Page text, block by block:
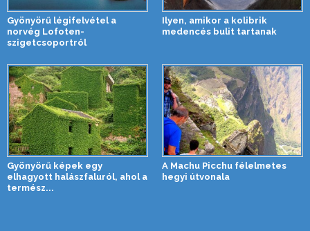
Gyönyörű légifelvétel a
norvég Lofoten-
szigetcsoportról
Ilyen, amikor a kolibrik
medencés bulit tartanak
Gyönyörű képek egy
elhagyott halászfaluról, ahol a
termész...
A Machu Picchu félelmetes
hegyi útvonala